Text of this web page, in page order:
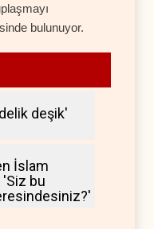
bulunuyor.
deşik'
İslam
bu